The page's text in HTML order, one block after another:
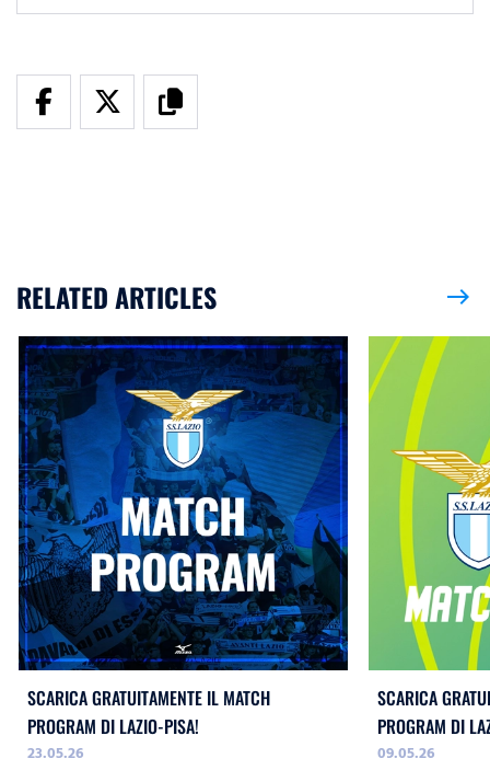
RELATED ARTICLES east
SCARICA GRATUITAMENTE IL MATCH
PROGRAM DI LAZIO-PISA!
23.05.26
SCARICA
PROGRAM DI
WOMEN!
09.05.26